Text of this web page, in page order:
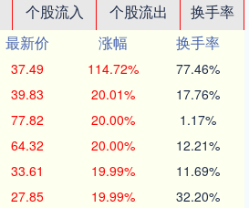
个股流入 个股流出
换手率
最新价 涨幅
换手率
37.49 114.72% 77.46%
39.83 20.01% 17.76%
77.82 20.00% 1.17%
64.32 20.00% 12.21%
33.61 19.99% 11.69%
27.85 19.99% 32.20%